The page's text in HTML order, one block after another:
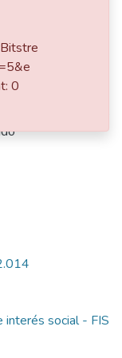
videos de
de las
ha tenido
en las revistas
interés social - FIS
0